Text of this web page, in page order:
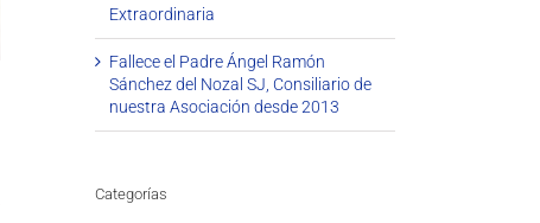
Extraordinaria
Fallece el Padre Ángel Ramón
Sánchez del Nozal SJ, Consiliario de
nuestra Asociación desde 2013
Categorías